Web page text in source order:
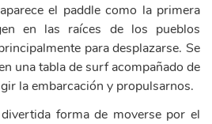
el paddle como la primera
en las raíces de los pueblos
para desplazarse. Se
una tabla de surf acompañado de
la embarcación y propulsarnos.
forma de moverse por el